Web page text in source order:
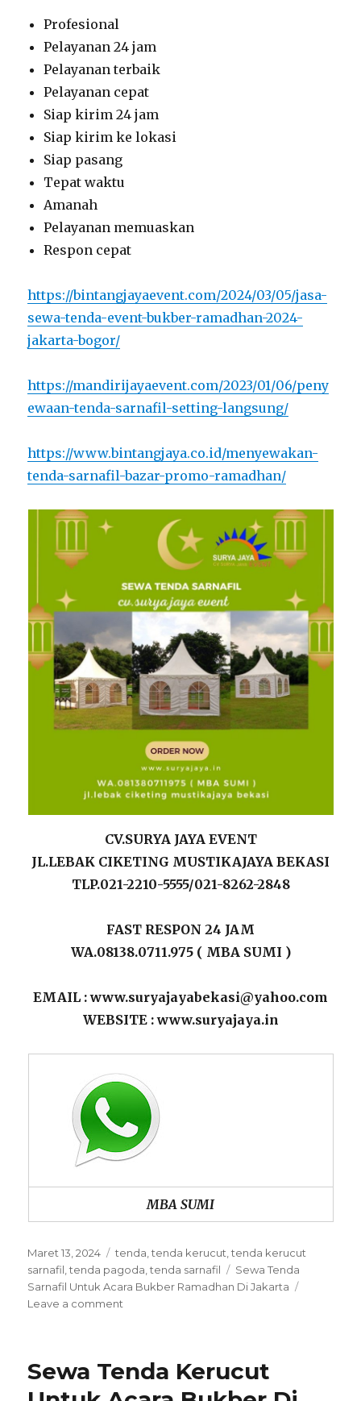
Profesional
Pelayanan 24 jam
Pelayanan terbaik
Pelayanan cepat
Siap kirim 24 jam
Siap kirim ke lokasi
Siap pasang
Tepat waktu
Amanah
Pelayanan memuaskan
Respon cepat
https://bintangjayaevent.com/2024/03/05/jasa-
sewa-tenda-event-bukber-ramadhan-2024-
jakarta-bogor/
https://mandirijayaevent.com/2023/01/06/peny
ewaan-tenda-sarnafil-setting-langsung/
https://www.bintangjaya.co.id/menyewakan-
tenda-sarnafil-bazar-promo-ramadhan/
CV.SURYA JAYA EVENT
JL.LEBAK CIKETING MUSTIKAJAYA BEKASI
TLP.021-2210-5555/021-8262-2848
FAST RESPON 24 JAM
WA.08138.0711.975 ( MBA SUMI )
EMAIL : www.suryajayabekasi@yahoo.com
WEBSITE : www.suryajaya.in
MBA SUMI
Posted
on
Maret 13, 2024 Categories
tenda ,tenda kerucut ,tenda kerucut
sarnafil ,tenda pagoda ,tenda sarnafil Tags
Sewa Tenda
Sarnafil Untuk Acara Bukber Ramadhan Di Jakarta
Leave a comment
Untuk
Sewa Tenda Kerucut